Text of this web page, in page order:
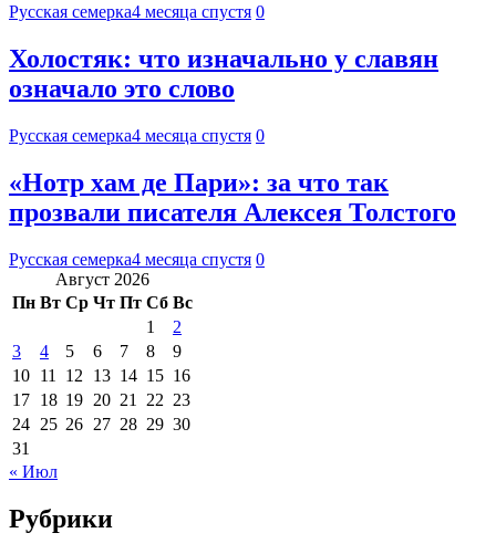
Русская семерка4 месяца спустя 0
Холостяк: что изначально у славян
означало это слово
Русская семерка4 месяца спустя 0
«Нотр хам де Пари»: за что так
прозвали писателя Алексея Толстого
Русская семерка4 месяца спустя 0
Август 2026
Пн Вт Ср Чт Пт Сб Вс
1
2
3
4 5 6 7 8
9
10 11 12 13 14 15 16
17 18 19 20 21 22 23
24 25 26 27 28 29 30
31
« Июл
Рубрики